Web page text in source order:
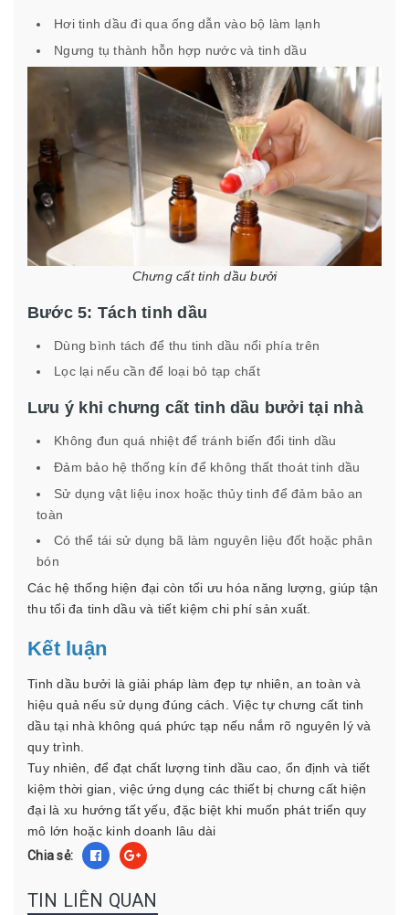
Hơi tinh dầu đi qua ống dẫn vào bộ làm lạnh
Ngưng tụ thành hỗn hợp nước và tinh dầu
Chưng cất tinh dầu bưởi
Bước 5: Tách tinh dầu
Dùng bình tách để thu tinh dầu nổi phía trên
Lọc lại nếu cần để loại bỏ tạp chất
Lưu ý khi chưng cất tinh dầu bưởi tại nhà
Không đun quá nhiệt để tránh biến đổi tinh dầu
Đảm bảo hệ thống kín để không thất thoát tinh dầu
Sử dụng vật liệu inox hoặc thủy tinh để đảm bảo an
toàn
Có thể tái sử dụng bã làm nguyên liệu đốt hoặc phân
bón
Các hệ thống hiện đại còn tối ưu hóa năng lượng, giúp tận
thu tối đa tinh dầu và tiết kiệm chi phí sản xuất.
Kết luận
Tinh dầu bưởi là giải pháp làm đẹp tự nhiên, an toàn và
hiệu quả nếu sử dụng đúng cách. Việc tự chưng cất tinh
dầu tại nhà không quá phức tạp nếu nắm rõ nguyên lý và
quy trình.
Tuy nhiên, để đạt chất lượng tinh dầu cao, ổn định và tiết
kiệm thời gian, việc ứng dụng các thiết bị chưng cất hiện
đại là xu hướng tất yếu, đặc biệt khi muốn phát triển quy
mô lớn hoặc kinh doanh lâu dài
Chia sẻ:
TIN LIÊN QUAN